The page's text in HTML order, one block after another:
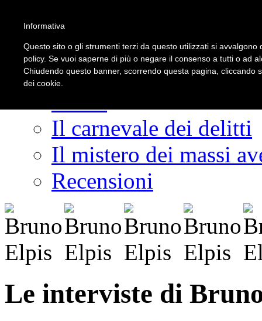
LOGIN | REGISTER
Il carnevale dei delitti
Il mistero dei massi
Recensioni
Le interviste di
Informativa
Questo sito o gli strumenti terzi da questo utilizzati si
policy. Se vuoi saperne di più o negare il consenso a tutti o ad
Chiudendo questo banner, scorrendo questa pagina, cliccando
dei cookie.